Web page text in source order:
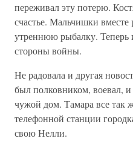
переживал эту потерю.
счастье. Мальчишки вместе
утреннюю рыбалку. Теперь
стороны войны.
Не радовала и другая
был полковником, воевал,
чужой дом. Тамара все так
телефонной станции
свою Нелли.